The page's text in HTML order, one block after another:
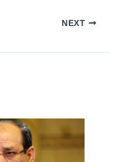
NEXT